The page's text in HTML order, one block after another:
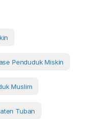
Penduduk Miskin
Muslim
Tuban